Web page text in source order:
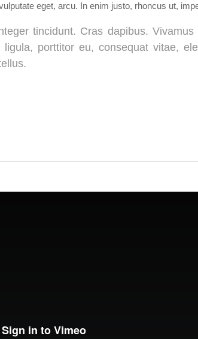
eget, arcu. In enim justo, rhoncus ut,
tincidunt. Cras dapibus.
porttitor eu, consequat vitae,